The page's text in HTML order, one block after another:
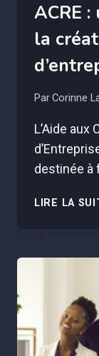
ACRE
la
ParCorinne
L’Aide
destinée à
LIRE LA